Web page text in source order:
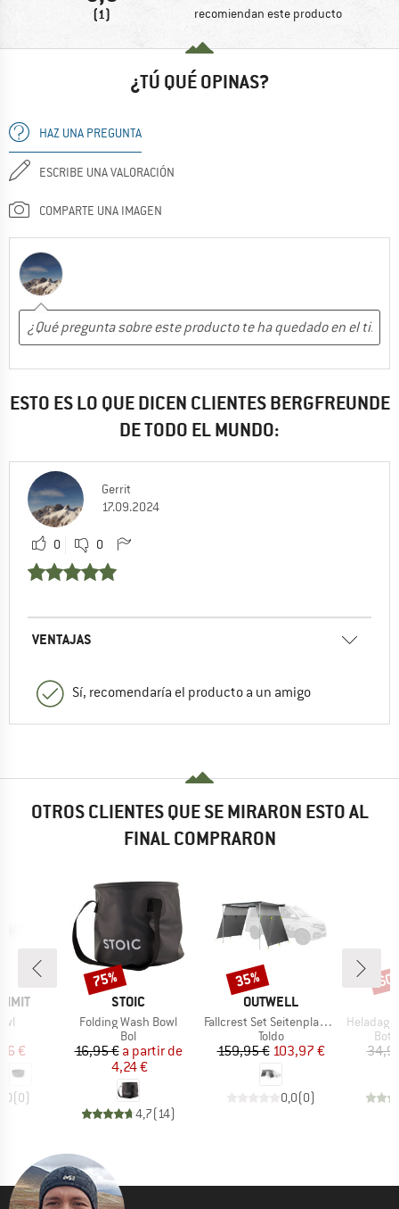
(1) recomiendan este producto
¿TÚ QUÉ OPINAS?
HAZ UNA PREGUNTA
ESCRIBE UNA VALORACIÓN
COMPARTE UNA IMAGEN
ESTO ES LO QUE DICEN CLIENTES BERGFREUNDE
DE TODO EL MUNDO:
Gerrit
17.09.2024
0 0
VENTAJAS
Sí, recomendaría el producto a un amigo
OTROS CLIENTES QUE SE MIRARON ESTO AL
FINAL COMPRARON
reducido
€
(0)
MARCA
STOIC
Artículo
Folding Wash Bowl
Product group
Bol
Precio
16,95 € Precio reducido
a partir de
4,24 €
4,7(14)
Descuento
75%
MARCA
OUTWELL
Artículo
Fallcrest Set Seitenplanen
Product group
Toldo
Precio
159,95 €Precio reducido
103,97 €
0,0(0)
Descuento
35%
Artículo
HeladagenSt.